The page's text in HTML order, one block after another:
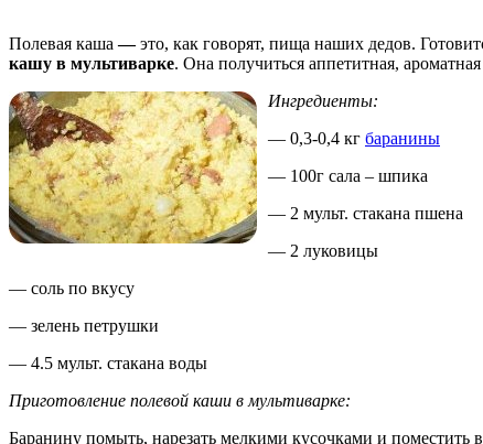
Полевая каша —это, как говорят, пища наших дедов.
кашу в мультиварке. Она получиться аппетитная,
Ингредиенты:
— 0,3-0,4 кг баранины
— 100г сала – шпика
— 2 мульт. стакана пшена
— 2 луковицы
— соль по вкусу
— зелень петрушки
— 4.5 мульт. стакана воды
Приготовление полевой каши в мультиварке:
Баранину помыть, нарезать мелкими кусочками и поместить